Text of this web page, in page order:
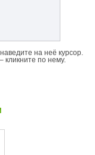
на неё курсор.
по нему.